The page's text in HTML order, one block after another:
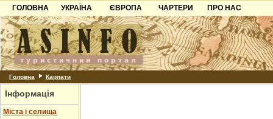
ГОЛОВНА
УКРАЇНА
Карпати
Азов
Причорноморря
Шацьк
ЄВРОПА
Чорногорія
Хорватія
Болгарія
ЧАРТЕРИ
ПРО НАС
Контакти
Партнерам
Додати готель
Головна Карпати
Інформація
Міста і селища